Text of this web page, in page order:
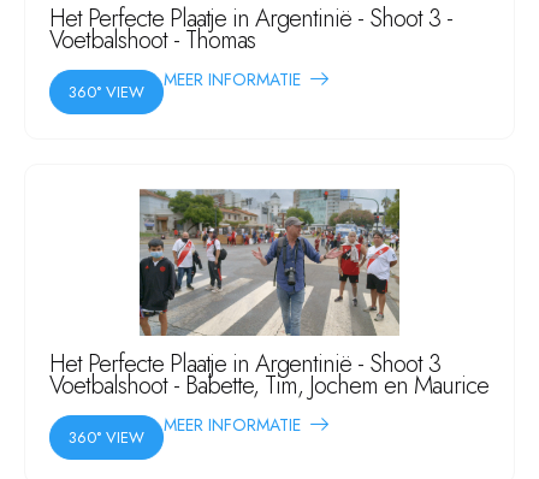
Het Perfecte Plaatje in Argentinië - Shoot 3 -
Voetbalshoot - Thomas
360° VIEW
MEER INFORMATIE
Het Perfecte Plaatje in Argentinië - Shoot 3
Voetbalshoot - Babette, Tim, Jochem en Maurice
360° VIEW
MEER INFORMATIE